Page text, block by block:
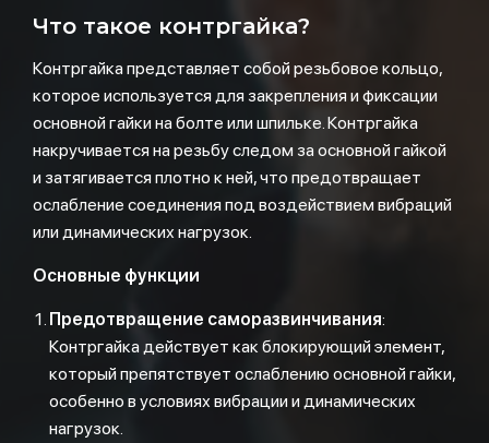
Что такое контргайка?
Контргайка представляет собой резьбовое кольцо,
которое используется для закрепления и фиксации
основной гайки на болте или шпильке. Контргайка
накручивается на резьбу следом за основной гайкой
и затягивается плотно к ней, что предотвращает
ослабление соединения под воздействием вибраций
или динамических нагрузок.
Основные функции
Предотвращение саморазвинчивания:
Контргайка действует как блокирующий элемент,
который препятствует ослаблению основной гайки,
особенно в условиях вибрации и динамических
нагрузок.